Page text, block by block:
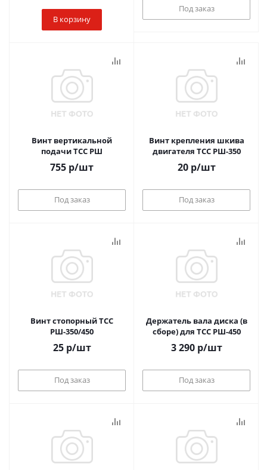
В корзину
Под заказ
Винт вертикальной
подачи ТСС РШ
755 р/шт
Под заказ
Винт крепления шкива
двигателя ТСС РШ-350
20р/шт
Под заказ
Винт стопорный ТСС
РШ-350/450
25р/шт
Под заказ
Держатель вала диска (в
сборе) для ТСС РШ-450
3 290р/шт
Под заказ